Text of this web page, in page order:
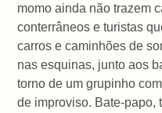
momo ainda não trazem
conterrâneos e turistas
carros e caminhões de
nas esquinas, junto aos
torno de um grupinho
de improviso. Bate-papo,